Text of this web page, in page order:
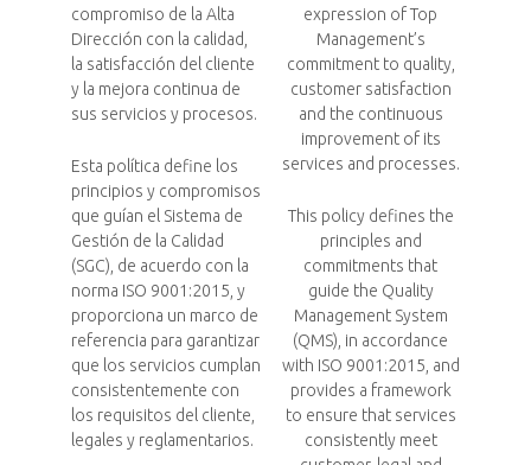
compromiso de la Alta
Dirección con la calidad,
la satisfacción del cliente
y la mejora continua de
sus servicios y procesos.
Esta política define los
principios y compromisos
que guían el Sistema de
Gestión de la Calidad
(SGC), de acuerdo con la
norma ISO 9001:2015, y
proporciona un marco de
referencia para garantizar
que los servicios cumplan
consistentemente con
los requisitos del cliente,
legales y reglamentarios.
expression of Top
Management’s
commitment to quality,
customer satisfaction
and the continuous
improvement of its
services and processes.
This policy defines the
principles and
commitments that
guide the Quality
Management System
(QMS), in accordance
with ISO 9001:2015, and
provides a framework
to ensure that services
consistently meet